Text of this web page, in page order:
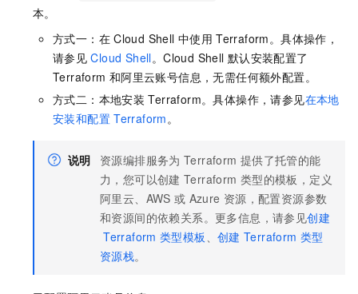
本。
方式一：在 Cloud Shell 中使用 Terraform。具体操作，
请参见 Cloud Shell。Cloud Shell 默认安装配置了
Terraform 和阿里云账号信息，无需任何额外配置。
方式二：本地安装 Terraform。具体操作，请参见在本地
安装和配置 Terraform。
说明 资源编排服务为 Terraform 提供了托管的能
力，您可以创建 Terraform 类型的模板，定义
阿里云、AWS 或 Azure 资源，配置资源参数
和资源间的依赖关系。更多信息，请参见创建
Terraform 类型模板 、 创建 Terraform 类型
资源栈。